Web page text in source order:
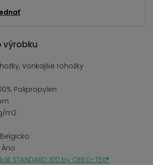
výrobku
Vonkajšie rohožky
Polipropylen
m2
Belgicko
Áno
STANDARD 100 by OEKO-TEX®